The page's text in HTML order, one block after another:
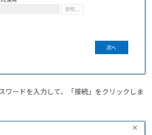
ワードを入力して、「接続」をクリックしま